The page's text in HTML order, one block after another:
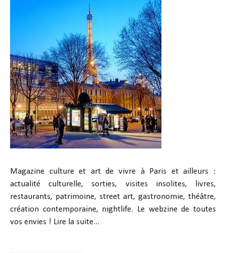
Magazine culture et art de vivre à Paris et ailleurs :
actualité culturelle, sorties, visites insolites, livres,
restaurants, patrimoine, street art, gastronomie, théâtre,
création contemporaine, nightlife. Le webzine de toutes
vos envies ! Lire la suite...